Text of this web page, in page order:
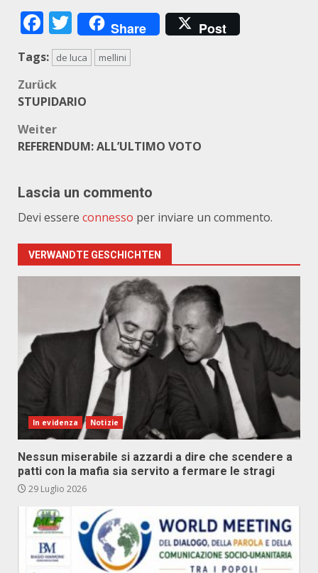
Facebook
Twitter
Share Post
Tags: de luca mellini
Beitragsnavigation
Zurück
STUPIDARIO
Weiter
REFERENDUM: ALL’ULTIMO VOTO
Lascia un commento
Devi essere connesso per inviare un commento.
VERWANDTE GESCHICHTEN
In evidenza Notizie
Nessun miserabile si azzardi a dire che scendere a
patti con la mafia sia servito a fermare le stragi
29 Luglio 2026